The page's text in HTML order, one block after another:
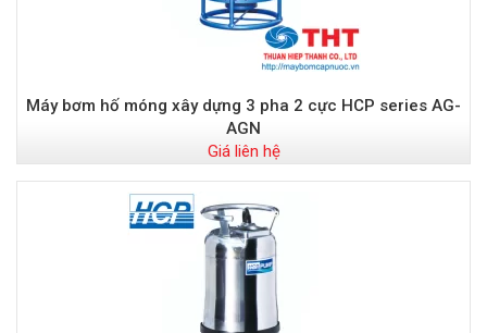
Máy bơm hố móng xây dựng 3 pha 2 cực HCP series AG-
AGN
Giá liên hệ